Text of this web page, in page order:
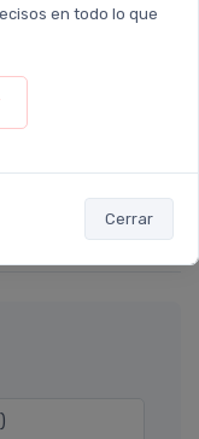
en todo lo que
Cerrar
es muy buen